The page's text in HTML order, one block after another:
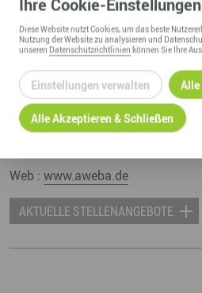
ZUM PROFIL
AWEBA Werkzeugbau GmbH
Damaschkestr. 7
08280Aue
Fon :+49 3771 / 273-0
Web : www.aweba.de
AKTUELLE STELLENANGEBOTE
Ihre Cookie-Einstellungen
DieseWebsitenutzt Cookies, um das beste
Nutzung derWebsitezu analysieren und
unseren Datenschutzrichtlinien können Sie Ihre
Einstellungen verwalten Alle
Alle Akzeptieren & Schließen